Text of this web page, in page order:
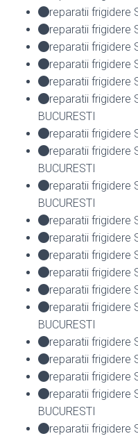
reparatii frigidere
reparatii frigidere
reparatii frigidere
reparatii frigidere
reparatii frigidere
reparatii frigidere
BUCURESTI
reparatii frigidere
reparatii frigidere
BUCURESTI
reparatii frigidere
BUCURESTI
reparatii frigidere
reparatii frigidere
reparatii frigidere
reparatii frigidere
reparatii frigidere
reparatii frigidere
BUCURESTI
reparatii frigidere
reparatii frigidere
reparatii frigidere
reparatii frigidere
BUCURESTI
reparatii frigidere